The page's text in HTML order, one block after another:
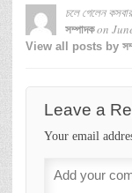
চলে গেলেন
সম্পাদকon
View all posts by
Leave a
Your email